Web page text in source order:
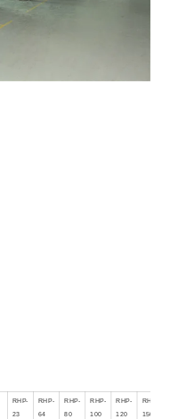
RHP-
23
RHP-
64
RHP-
80
RHP-
100
RHP-
120
RHP-
150